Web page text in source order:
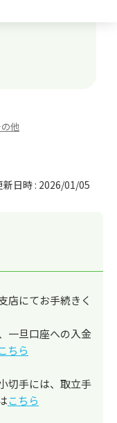
他
新日時 : 2026/01/05
店にてお手続きく
一旦口座への入金
ちら
切手には、取立手
こちら